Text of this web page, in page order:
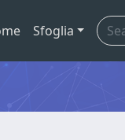
Sfoglia